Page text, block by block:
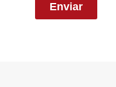
Enviar